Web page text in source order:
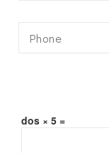
dos × 5 =